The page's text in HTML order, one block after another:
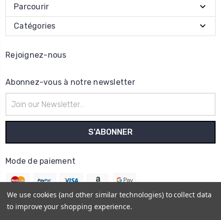
Parcourir
Catégories
Rejoignez-nous
Abonnez-vous à notre newsletter
e-
mail
Mode de paiement
We use cookies (and other similar technologies) to collect data
to improve your shopping experience.